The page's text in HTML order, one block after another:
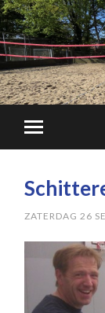
ZATERDAG 26